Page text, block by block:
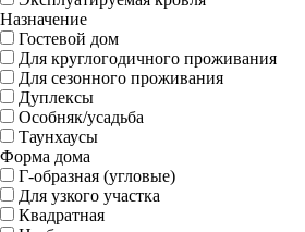
Назначение
Гостевой дом
Для круглогодичного проживания
Для сезонного проживания
Дуплексы
Особняк/усадьба
Таунхаусы
Форма дома
Г-образная (угловые)
Для узкого участка
Квадратная